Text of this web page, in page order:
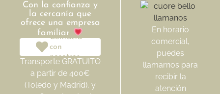
Con la confianza y
la cercanía que
ofrece una empresa
familiar
Contacta
con
nosotros
Transporte GRATUITO
a partir de 400€
(Toledo y Madrid), y
En horario
comercial,
puedes
llamarnos para
recibir la
atención